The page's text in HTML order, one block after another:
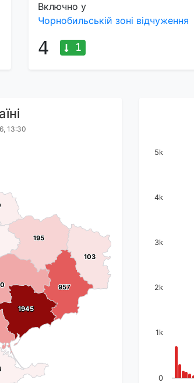
Включно у
Чорнобильській зоні відчуження
4 1
13:30
1945
1945
957
957
195
195
103
103
0
1k
2k
3k
4k
5k